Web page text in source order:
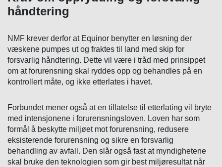
håndtering
NMF krever derfor at Equinor benytter en løsning der
væskene pumpes ut og fraktes til land med skip for
forsvarlig håndtering. Dette vil være i tråd med prinsippet
om at forurensning skal ryddes opp og behandles på en
kontrollert måte, og ikke etterlates i havet.
Forbundet mener også at en tillatelse til etterlating vil bryte
med intensjonene i forurensningsloven. Loven har som
formål å beskytte miljøet mot forurensning, redusere
eksisterende forurensning og sikre en forsvarlig
behandling av avfall. Den slår også fast at myndighetene
skal bruke den teknologien som gir best miljøresultat når